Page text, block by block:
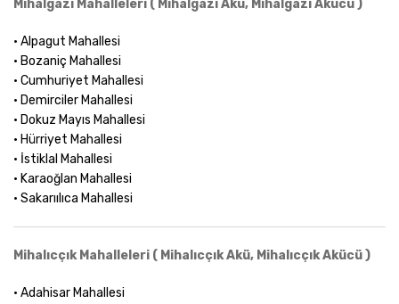
Mihalgazi Mahalleleri ( Mihalgazi Akü, Mihalgazi Akücü )
• Alpagut Mahallesi
• Bozaniç Mahallesi
• Cumhuriyet Mahallesi
• Demirciler Mahallesi
• Dokuz Mayıs Mahallesi
• Hürriyet Mahallesi
• İstiklal Mahallesi
• Karaoğlan Mahallesi
• Sakarıılıca Mahallesi
Mihalıcçık Mahalleleri ( Mihalıcçık Akü, Mihalıcçık Akücü )
• Adahisar Mahallesi